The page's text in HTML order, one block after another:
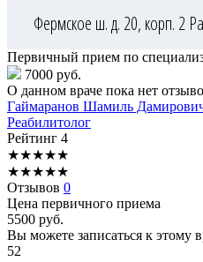
Фермское ш. д. 20, корп. 2
Первичный прием по
7000 руб.
О данном враче пока нет
Гаймаранов Шамиль
Реабилитолог
Рейтинг 4
★★★★★
★★★★★
Отзывов 0
Цена первичного приема
5500 руб.
Вы можете записаться к этому
52